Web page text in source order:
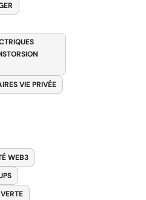
VIE PRIVÉE
WEB3